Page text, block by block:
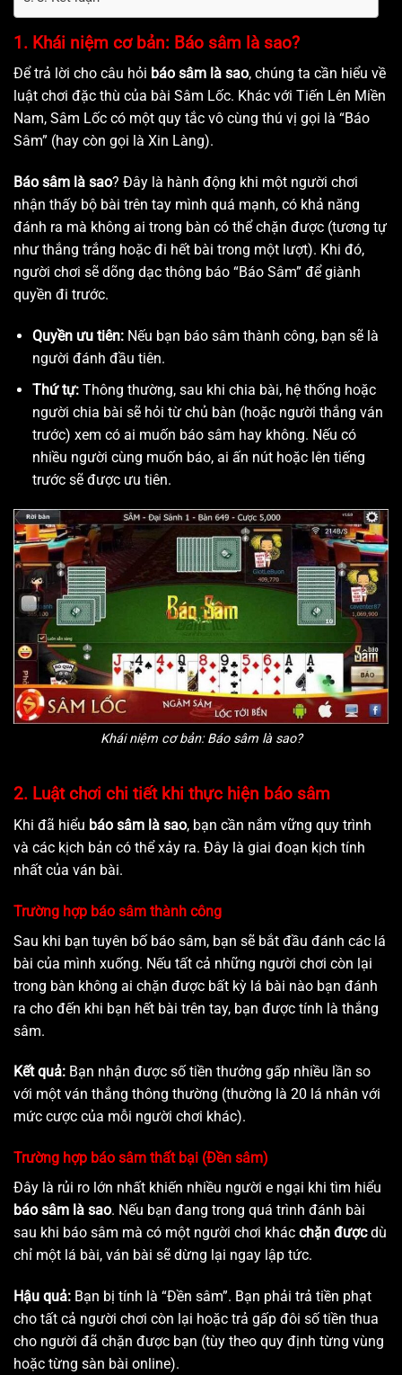
1. Khái niệm cơ bản: Báo sâm là sao?
Để trả lời cho câu hỏi báo sâm là sao, chúng ta cần hiểu về
luật chơi đặc thù của bài Sâm Lốc. Khác với Tiến Lên Miền
Nam, Sâm Lốc có một quy tắc vô cùng thú vị gọi là “Báo
Sâm” (hay còn gọi là Xin Làng).
Báo sâm là sao? Đây là hành động khi một người chơi
nhận thấy bộ bài trên tay mình quá mạnh, có khả năng
đánh ra mà không ai trong bàn có thể chặn được (tương tự
như thắng trắng hoặc đi hết bài trong một lượt). Khi đó,
người chơi sẽ dõng dạc thông báo “Báo Sâm” để giành
quyền đi trước.
Quyền ưu tiên:Nếu bạn báo sâm thành công, bạn sẽ là
người đánh đầu tiên.
Thứ tự:Thông thường, sau khi chia bài, hệ thống hoặc
người chia bài sẽ hỏi từ chủ bàn (hoặc người thắng ván
trước) xem có ai muốn báo sâm hay không. Nếu có
nhiều người cùng muốn báo, ai ấn nút hoặc lên tiếng
trước sẽ được ưu tiên.
Khái niệm cơ bản: Báo sâm là sao?
2. Luật chơi chi tiết khi thực hiện báo sâm
Khi đã hiểu báo sâm là sao, bạn cần nắm vững quy trình
và các kịch bản có thể xảy ra. Đây là giai đoạn kịch tính
nhất của ván bài.
Trường hợp báo sâm thành công
Sau khi bạn tuyên bố báo sâm, bạn sẽ bắt đầu đánh các lá
bài của mình xuống. Nếu tất cả những người chơi còn lại
trong bàn không ai chặn được bất kỳ lá bài nào bạn đánh
ra cho đến khi bạn hết bài trên tay, bạn được tính là thắng
sâm.
Kết quả: Bạn nhận được số tiền thưởng gấp nhiều lần so
với một ván thắng thông thường (thường là 20 lá nhân với
mức cược của mỗi người chơi khác).
Trường hợp báo sâm thất bại (Đền sâm)
Đây là rủi ro lớn nhất khiến nhiều người e ngại khi tìm hiểu
báo sâm là sao. Nếu bạn đang trong quá trình đánh bài
sau khi báo sâm mà có một người chơi khác chặn đượcdù
chỉ một lá bài, ván bài sẽ dừng lại ngay lập tức.
Hậu quả: Bạn bị tính là “Đền sâm”. Bạn phải trả tiền phạt
cho tất cả người chơi còn lại hoặc trả gấp đôi số tiền thua
cho người đã chặn được bạn (tùy theo quy định từng vùng
hoặc từng sàn bài online).